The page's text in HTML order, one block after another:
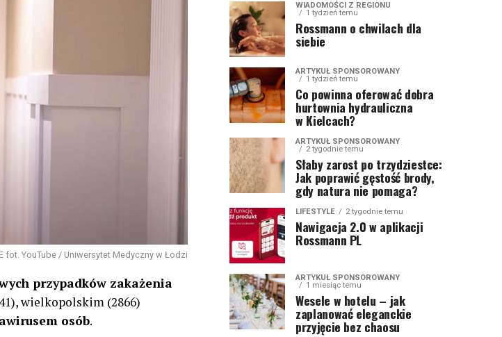
fot. YouTube / Uniwersytet Medyczny w Łodzi
przypadków zakażenia
wielkopolskim (2866)
osób.
WIADOMOŚCI Z REGIONU
1 tydzień temu
Rossmann o chwilach dla
siebie
ARTYKUŁ SPONSOROWANY
1 tydzień temu
Co powinna oferować dobra
hurtownia hydrauliczna
w Kielcach?
ARTYKUŁ SPONSOROWANY
2 tygodnie temu
Słaby zarost po trzydziestce:
Jak poprawić gęstość brody,
gdy natura nie pomaga?
LIFESTYLE 2 tygodnie temu
Nawigacja 2.0 w aplikacji
Rossmann PL
ARTYKUŁ SPONSOROWANY
1 miesiąc temu
Wesele w hotelu – jak
zaplanować eleganckie
przyjęcie bez chaosu